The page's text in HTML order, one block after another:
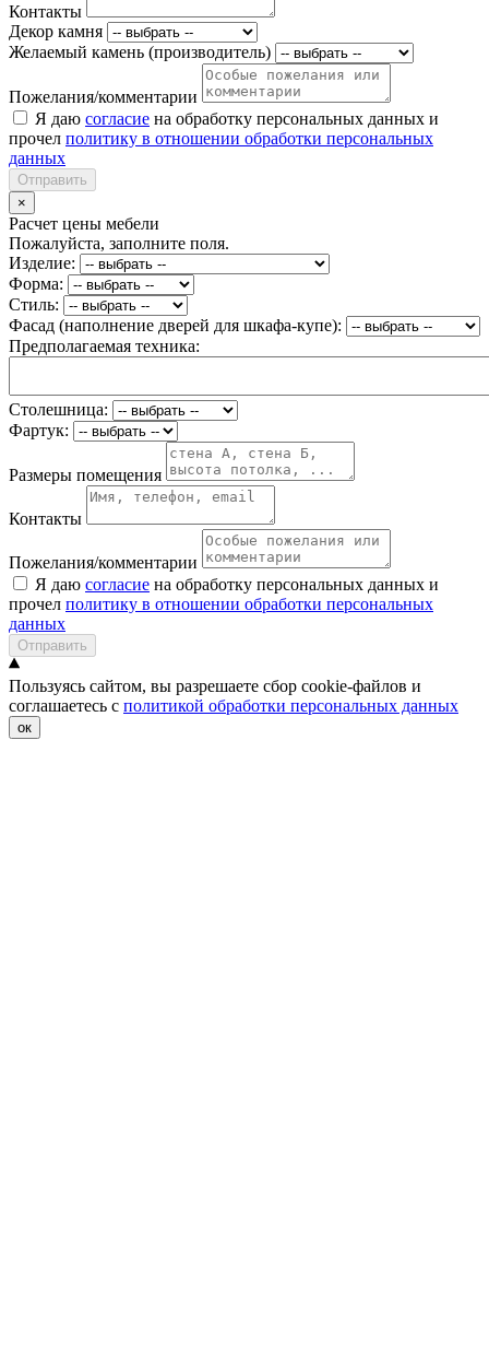
Контакты
Декор камня
Желаемый камень (производитель)
Пожелания/комментарии
Я даю согласие на обработку персональных данных и
прочел политику в отношении обработки персональных
данных
Отправить
×
Расчет цены мебели
Пожалуйста, заполните поля.
Изделие:
Форма:
Стиль:
Фасад (наполнение дверей для шкафа-купе):
Предполагаемая техника:
Столешница:
Фартук:
Размеры помещения
Контакты
Пожелания/комментарии
Я даю согласие на обработку персональных данных и
прочел политику в отношении обработки персональных
данных
Отправить
Пользуясь сайтом, вы разрешаете сбор cookie-файлов и
соглашаетесь с политикой обработки персональных данных
ок